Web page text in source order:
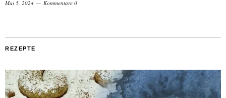
Mai 5, 2024 Kommentare 0
REZEPTE